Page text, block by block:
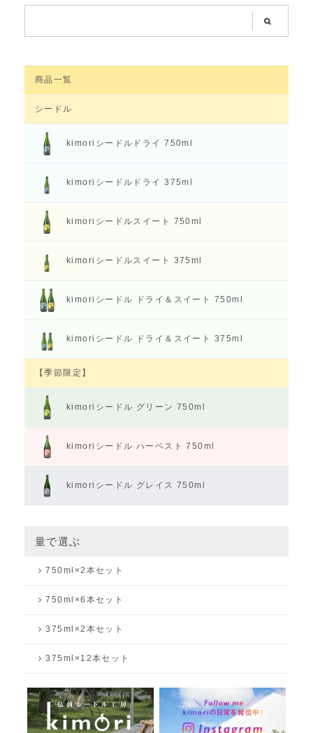
商品一覧
シードル
kimoriシードル ドライ 750ml
kimoriシードル ドライ 375ml
kimoriシードル スイート 750ml
kimoriシードル スイート 375ml
kimoriシードル ドライ＆スイート 750ml
kimoriシードル ドライ＆スイート 375ml
【季節限定】
kimoriシードル グリーン 750ml
kimoriシードル ハーベスト 750ml
kimoriシードル グレイス 750ml
量で選ぶ
750ml×2本セット
750ml×6本セット
375ml×2本セット
375ml×12本セット